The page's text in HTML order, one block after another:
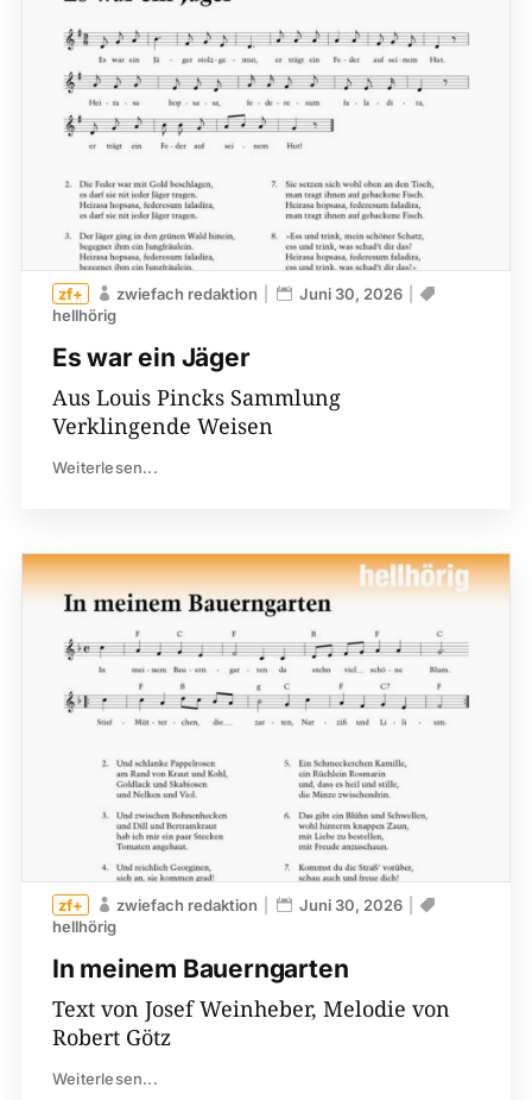
Es war ein Jäger
zwiefach redaktion
Juni 30, 2026
hellhörig
Aus Louis Pincks Sammlung
Verklingende Weisen
Weiterlesen...
In meinem Bauerngarten
zwiefach redaktion
Juni 30, 2026
hellhörig
Text von Josef Weinheber, Melodie von
Robert Götz
Weiterlesen...